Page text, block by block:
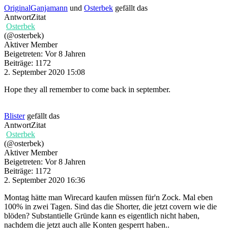
OriginalGanjamann und Osterbek gefällt das
AntwortZitat
Osterbek
(@osterbek)
Aktiver Member
Beigetreten: Vor 8 Jahren
Beiträge: 1172
2. September 2020 15:08
Hope they all remember to come back in september.
Blistergefällt das
AntwortZitat
Osterbek
(@osterbek)
Aktiver Member
Beigetreten: Vor 8 Jahren
Beiträge: 1172
2. September 2020 16:36
Montag hätte man Wirecard kaufen müssen für'n Zock. Mal eben
100% in zwei Tagen. Sind das die Shorter, die jetzt covern wie die
blöden? Substantielle Gründe kann es eigentlich nicht haben,
nachdem die jetzt auch alle Konten gesperrt haben..